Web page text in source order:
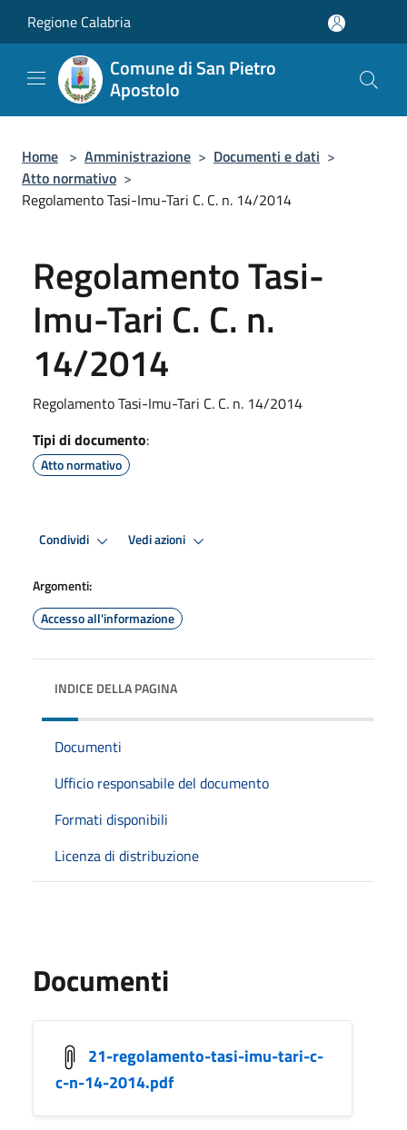
Regione Calabria
Comune di San Pietro
Apostolo
Home > Amministrazione > Documenti e dati >
Atto normativo >
Regolamento Tasi-Imu-Tari C. C. n. 14/2014
Regolamento Tasi-
Imu-Tari C. C. n.
14/2014
Regolamento Tasi-Imu-Tari C. C. n. 14/2014
Tipi di documento:
Atto normativo
Condividi Vedi azioni
Argomenti:
Accesso all'informazione
INDICE DELLA PAGINA
Documenti
Ufficio responsabile del documento
Formati disponibili
Licenza di distribuzione
Documenti
21-regolamento-tasi-imu-tari-c-
c-n-14-2014.pdf